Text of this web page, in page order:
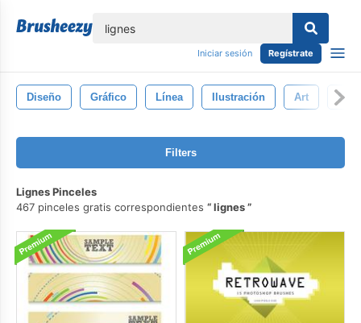
Iniciar sesión Regístrate
Diseño Gráfico Línea Ilustración Art
Filters
Lignes Pinceles
467 pinceles gratis correspondientes
lignes